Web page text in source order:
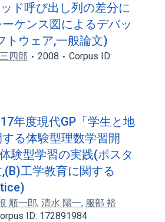
ド呼び出し列の差分に
ケンス図によるデバッ
トウェア,一般論文)
四郎 2008
Corpus ID:
年度現代GP「学生と地
る体験型理数学習開
験型学習の実践(ポスタ
工学教育に関する
順一郎, 清水 陽一, 服部 裕
ID: 172891984